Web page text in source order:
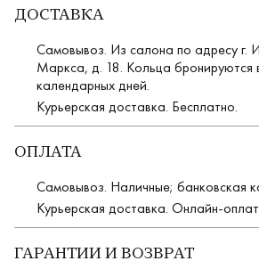
ДОСТАВКА
Самовывоз. Из салона по адресу г.
Маркса, д. 18. Кольца бронируются
календарных дней.
Курьерская доставка. Бесплатно.
ОПЛАТА
Самовывоз. Наличные; банковская
Курьерская доставка. Онлайн-
ГАРАНТИИ И ВОЗВРАТ